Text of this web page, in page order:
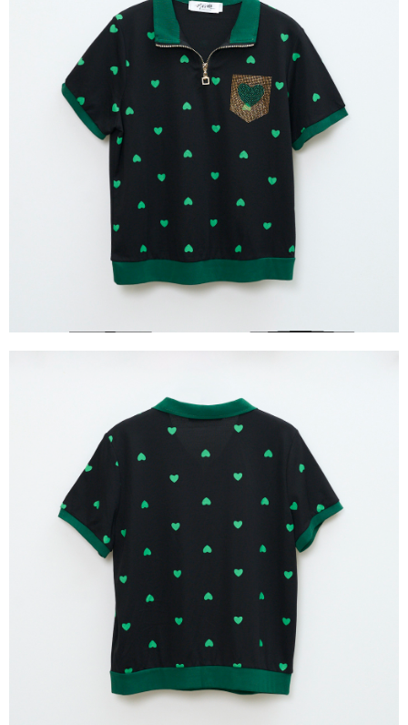
1.分期款項不併入電信帳單，「大哥付你分期」於每月結算日後寄送繳費提
2.透過簡訊連結打開帳單後，可選擇「超商條碼／台灣大直營門市／銀行轉
帳／街口支付／iPASS MONEY」等通路繳費。
【注意事項】
1.本服務係由「台灣大哥大股份有限公司」（以下簡稱本公司）所提供，讓
用戶於交易時，得透過本服務購買商品或服務，並由商店將買賣／分期付款
買賣價金債權讓與本公司後，依約使用本公司帳單繳交帳款。
2.基於同意付款使用「大哥付你分期」之契約關係目的，商店將以您的個人
資料（包含姓名、電話或地址）提供予台灣大哥大進項蒐集、處理及利用，
由本公司與您本人進行分期帳單所需資料之確認、核對及更正。
3.完整用戶服務條款，請詳閱以下連結：
https://oppay.tw/userRule
【「AFTEE先享後付」結帳流程】
１．於結帳方式選擇「AFTEE先享後付」後，將跳轉至「AFTEE先享後付」
結帳頁面，進行簡訊認證並確認金額後，即可完成結帳。
２．訂單成立數日內，您將收到繳費通知簡訊。
３．收到繳費通知簡訊後14天內，點擊此簡訊中的連結，可透過四大超商／
ATM／網路銀行／等多元方式進行付款，方視為交易完成。
※ 請注意：結帳手續完成當下不需立刻繳費，但若您需要取消訂單，請聯絡
購買商品的店家。未經商家同意取消之訂單仍視為有效，需透過AFTEE先享
後付繳納相關費用。
※ 交易是否成功請以「AFTEE先享後付 」之結帳頁面顯示為準，若有關於
是否繳費成功／繳費後需取消欲退款等相關疑問，請聯繫「AFTEE先享後付
https://netprotections.freshdesk.com/support/home
１．透過由恩沛科技股份有限公司提供之「AFTEE先享後付」服務完成之交
易，需依本服務之必要範圍內提供個人資料，並將交易相關給付款項請求債
權轉讓予恩沛科技股份有限公司。
２．關於個人資料處理事宜，請瀏覽以下網址：
３．未成年的使用者請事先徵得法定代理人或監護人之同意方可使用
時審查核予不同之上限額度；若仍有額度不足之情形，本公司將視審查結果
請求用戶進行身份認證。
５．嚴禁一人註冊多個帳號或使用他人資訊註冊。若發現惡意使用之情形，
恩沛科技股份有限公司將有權停止該用戶之使用額度並採取法律行動。
每筆NT$120，滿NT$2,000(含以上)免運費
7-11取貨付款
每筆NT$120，滿NT$2,000(含以上)免運費
每筆NT$120，滿NT$2,000(含以上)免運費